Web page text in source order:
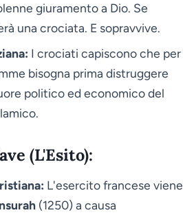
giuramento a Dio. Se
una crociata. E sopravvive.
I crociati capiscono che per
bisogna prima distruggere
politico ed economico del
(L'Esito):
L'esercito francese viene
(1250) a causa